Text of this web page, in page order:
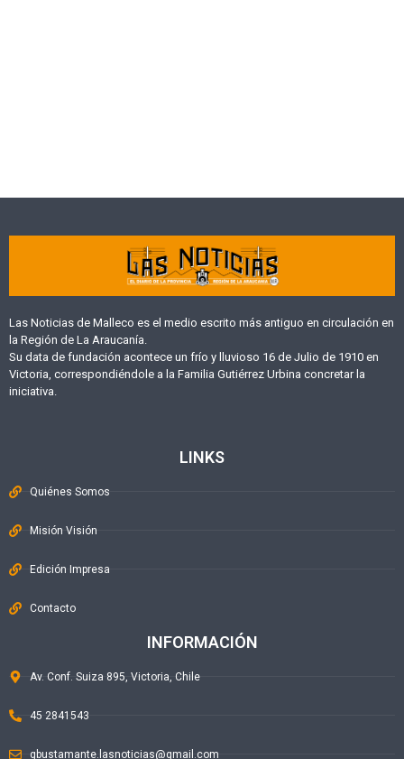
Las Noticias de Malleco es el medio escrito más antiguo en circulación en
la Región de La Araucanía.
Su data de fundación acontece un frío y lluvioso 16 de Julio de 1910 en
Victoria, correspondiéndole a la Familia Gutiérrez Urbina concretar la
iniciativa.
LINKS
Quiénes Somos
Misión Visión
Edición Impresa
Contacto
INFORMACIÓN
Av. Conf. Suiza 895, Victoria, Chile
45 2841543
gbustamante.lasnoticias@gmail.com